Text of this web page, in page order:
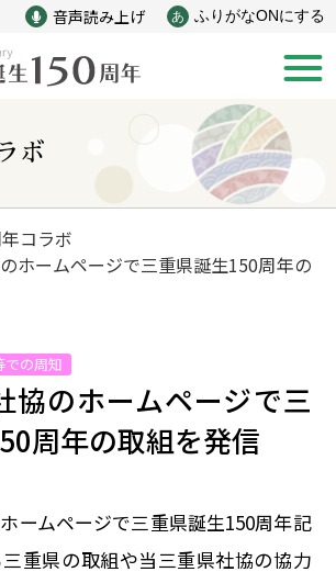
音声読み上げ あ ふりがなONにする
の歩み
偉人
ボ
コラボ
ホームページで三重県誕生150周年の
での周知
協のホームページで三
周年の取組を発信
ームページで三重県誕生150周年記
重県の取組や当三重県社協の協力